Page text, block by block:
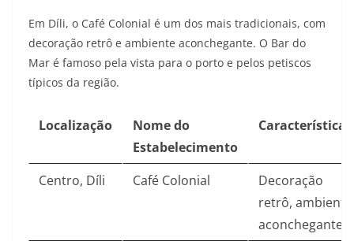
Em Díli, o Café Colonial é um dos mais tradicionais, com
decoração retrô e ambiente aconchegante. O Bar do
Mar é famoso pela vista para o porto e pelos petiscos
típicos da região.
Localização
Nome do
Estabelecimento
Características
Centro, Díli Café Colonial
Decoração
retrô, ambiente
aconchegante